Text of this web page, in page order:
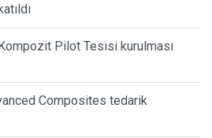
Pilot Tesisi kurulması
Composites tedarik